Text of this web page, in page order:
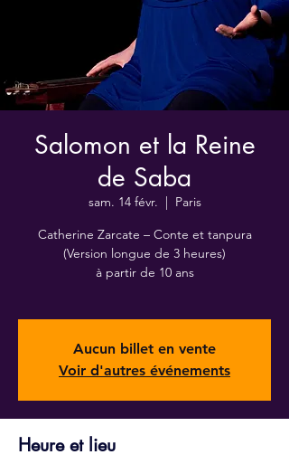
Salomon et la Reine
de Saba
sam. 14 févr.
  |
Paris
Catherine Zarcate – Conte et tanpura
(Version longue de 3 heures)
à partir de 10 ans
Aucun billet en vente
Voir d'autres événements
Heure et lieu